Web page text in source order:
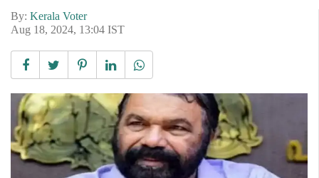
By: Kerala Voter
Aug 18, 2024, 13:04 IST